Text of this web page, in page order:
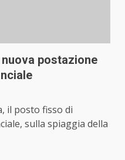
postazione
il posto fisso di
sulla spiaggia della